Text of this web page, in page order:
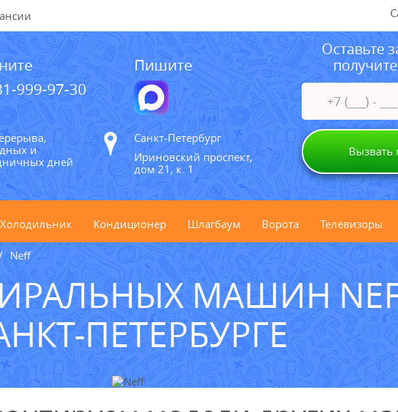
999-97-30
Пишите
и
дней
Санкт-Петербург
Ириновский проспект,
дом 21, к. 1
Оставьте
получите
Вызвать
Холодильник Кондиционер Шлагбаум Ворота Телевизоры
Neff
МАШИН
ПЕТЕРБУРГЕ